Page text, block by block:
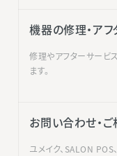
機器の修理・ア
修理やアフターサービ
ます。
お問い合わせ・
ユメイク、SALON